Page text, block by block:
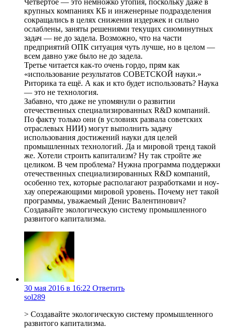
крупных компаниях КБ и инженерные подразделения
сокращались в целях снижения издержек и сильно
ослаблены, заняты решениями текущих сиюминутных
задач — не до задела. Возможно, что на части
предприятий ОПК ситуация чуть лучше, но в целом —
всем давно уже было не до задела.
Третье читается как-то очень гордо, прям как
«использование результатов СОВЕТСКОЙ науки.»
Риторика та ещё. А как и кто будет использовать? Наука
— это не технология.
Забавно, что даже не упомянули о развитии
отечественных специализированных R&D компаний.
По факту только они (в условиях развала советских
отраслевых НИИ) могут выполнить задачу
использования достижений науки для целей
промышленных технологий. Да и мировой тренд такой
же. Хотели строить капитализм? Ну так стройте же
целиком. В чем проблема? Нужна программа поддержки
отечественных специализированных R&D компаний,
особенно тех, которые располагают разработками и ноу-
хау опережающими мировой уровень. Почему нет такой
программы, уважаемый Денис Валентинович?
Создавайте экологическую систему промышленного
развитого капитализма.
30 мая 2016 в 16:22 Ответить
sol289
> Создавайте экологическую систему промышленного
развитого капитализма.